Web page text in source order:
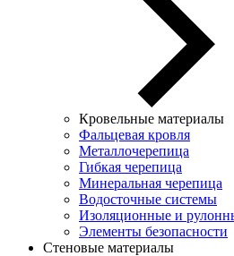
Кровельные материалы
Фальцевая кровля
Металлочерепица
Гибкая черепица
Минеральная черепица
Водосточные системы
Изоляционные и
Элементы безопасности
Стеновые материалы